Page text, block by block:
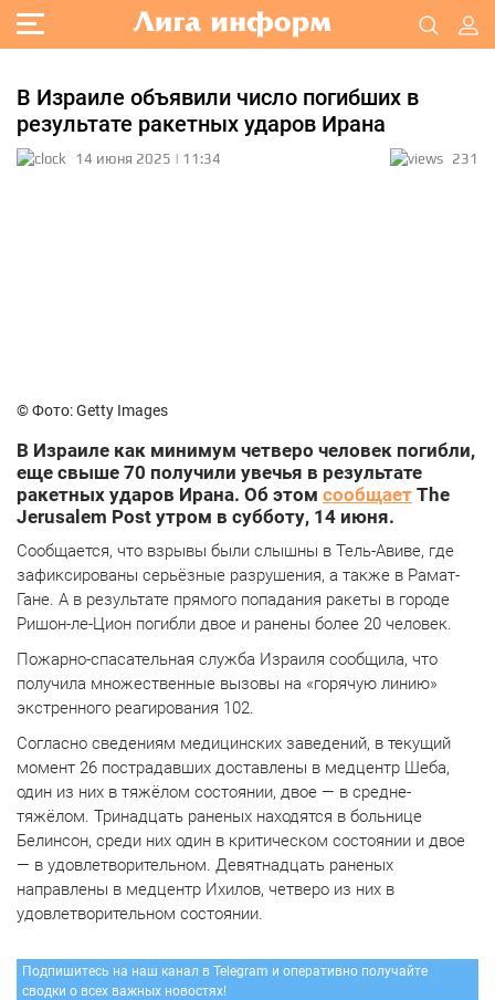
В Израиле объявили число погибших в
результате ракетных ударов Ирана
14 июня 2025 | 11:34 231
© Фото: Getty Images
В Израиле как минимум четверо человек погибли,
еще свыше 70 получили увечья в результате
ракетных ударов Ирана. Об этом сообщает The
Jerusalem Post утром в субботу, 14 июня.
Сообщается, что взрывы были слышны в Тель-Авиве, где
зафиксированы серьёзные разрушения, а также в Рамат-
Гане. А в результате прямого попадания ракеты в городе
Ришон-ле-Цион погибли двое и ранены более 20 человек.
Пожарно-спасательная служба Израиля сообщила, что
получила множественные вызовы на «горячую линию»
экстренного реагирования 102.
Согласно сведениям медицинских заведений, в текущий
момент 26 пострадавших доставлены в медцентр Шеба,
один из них в тяжёлом состоянии, двое — в средне-
тяжёлом. Тринадцать раненых находятся в больнице
Белинсон, среди них один в критическом состоянии и двое
— в удовлетворительном. Девятнадцать раненых
направлены в медцентр Ихилов, четверо из них в
удовлетворительном состоянии.
Подпишитесь на наш канал в Telegram и оперативно получайте
сводки о всех важных новостях!